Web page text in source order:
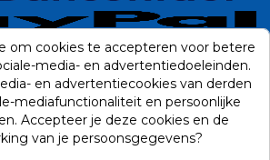
om cookies te accepteren voor betere
media- en advertentiedoeleinden.
en advertentiecookies van derden
mediafunctionaliteit en persoonlijke
Accepteer je deze cookies en de
van je persoonsgegevens?